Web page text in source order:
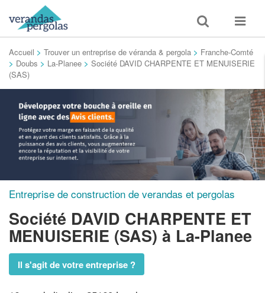
Toggle
search
Toggle
Accueil > Trouver un entreprise de véranda & pergola > Franche-Comté
> Doubs > La-Planee > Société DAVID CHARPENTE ET MENUISERIE
(SAS)
Entreprise de construction de verandas et pergolas
Société DAVID CHARPENTE ET
MENUISERIE (SAS) à La-Planee
Il s'agit de votre entreprise ?